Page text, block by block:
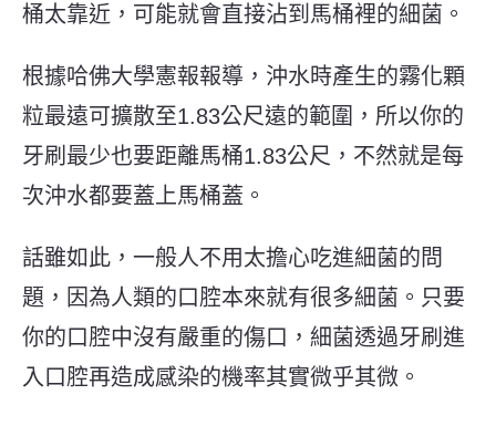
桶太靠近，可能就會直接沾到馬桶裡的細菌。
根據哈佛大學憲報報導，沖水時產生的霧化顆
粒最遠可擴散至1.83公尺遠的範圍，所以你的
牙刷最少也要距離馬桶1.83公尺，不然就是每
次沖水都要蓋上馬桶蓋。
話雖如此，一般人不用太擔心吃進細菌的問
題，因為人類的口腔本來就有很多細菌。只要
你的口腔中沒有嚴重的傷口，細菌透過牙刷進
入口腔再造成感染的機率其實微乎其微。